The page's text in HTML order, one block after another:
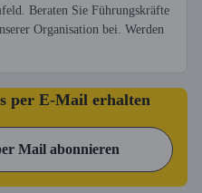
Beraten Sie Führungskräfte
Organisation bei. Werden
per E-Mail erhalten
Mail abonnieren